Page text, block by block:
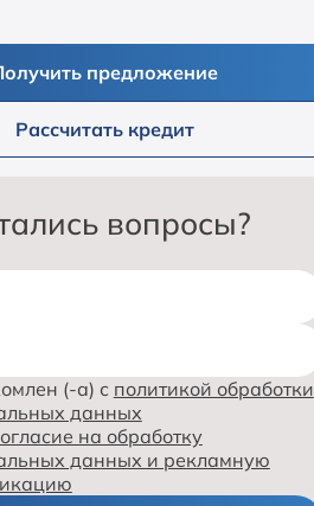
предложение
Рассчитать кредит
вопросы?
(-а) с политикой обработки
данных
на обработку
данных и рекламную